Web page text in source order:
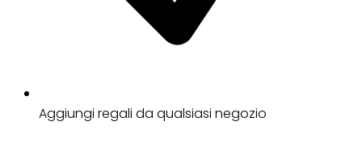
Aggiungi regali da qualsiasi negozio